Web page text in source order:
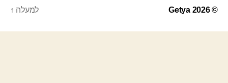
© 2026
Getya למעלה ↑